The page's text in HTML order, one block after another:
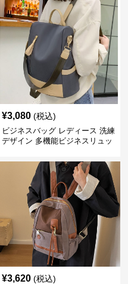
¥3,080 (税込)
ビジネスバッグ レディース 洗練
デザイン 多機能ビジネスリュッ
¥3,620 (税込)